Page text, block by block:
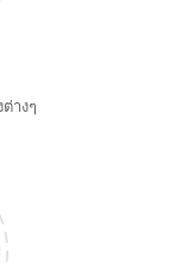
างๆ